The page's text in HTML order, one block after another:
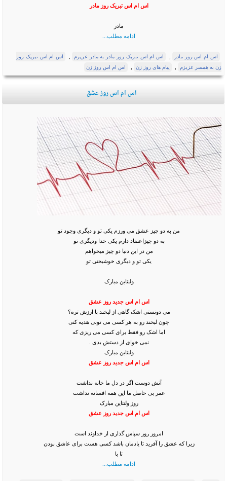
اس ام اس تبریک روز مادر
مادر
ادامه مطلب...
اس ام اس روز مادر اس ام اس تبریک روز مادر به مادر عزیزم
اس ام اس تبریک روز
زن به همسر عزیزم
پیام های روز زن اس ام اس روز زن
اس ام اس روز عشق
من به دو چیز عشق می ورزم یکی تو و دیگری وجود تو
به دو چیزاعتقاد دارم یکی خدا ودیگری تو
من در این دنیا دو چیز میخواهم
یکی تو و دیگری خوشبختی تو
ولنتاین مبارک
اس ام اس جدید روز عشق
می دونستی اشک گاهی از لبخند با ارزش تره؟
چون لبخند رو به هر کسی می تونی هدیه کنی
اما اشک رو فقط برای کسی می ریزی که
نمی خوای از دستش بدی .
ولنتاین مبارک
اس ام اس جدید روز عشق
آتش دوست اگر در دل ما خانه نداشت
عمر بی حاصل ما این همه افسانه نداشت
روز ولنتاین مبارک
اس ام اس جدید روز عشق
امروز روز سپاس گذاری از خداوند است
زیرا که عشق را آفرید تا یادمان باشد کسی هست برای عاشق بودن
تا با
ادامه مطلب...